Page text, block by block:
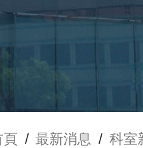
頁 / 最新消息 / 科室